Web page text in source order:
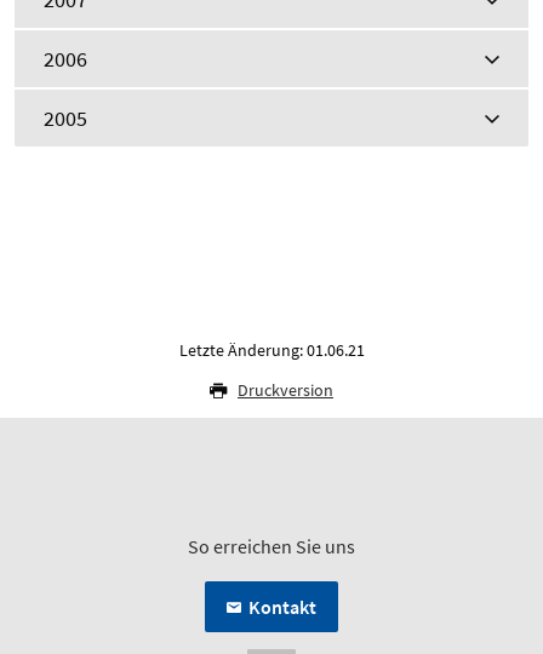
2006
2005
Letzte Änderung: 01.06.21
Druckversion
So erreichen Sie uns
Kontakt